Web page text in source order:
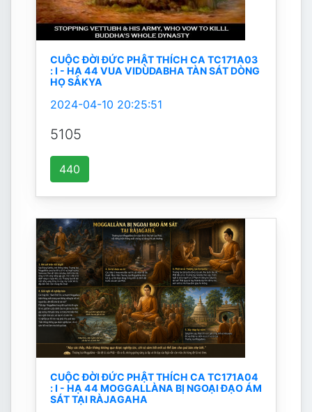
CUỘC ĐỜI ĐỨC PHẬT THÍCH CA TC171A03
: I - HẠ 44 VUA VIDÙDABHA TÀN SÁT DÒNG
HỌ SÀKYA
2024-04-10 20:25:51
5105
440
CUỘC ĐỜI ĐỨC PHẬT THÍCH CA TC171A04
: I - HẠ 44 MOGGALLÀNA BỊ NGOẠI ĐẠO ÁM
SÁT TẠI RÀJAGAHA